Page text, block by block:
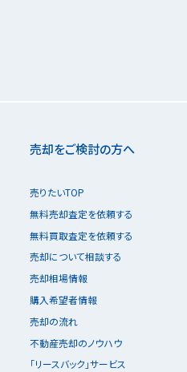
売却をご検討の方へ
売りたいTOP
無料売却査定を依頼する
無料買取査定を依頼する
売却について相談する
売却相場情報
購入希望者情報
売却の流れ
不動産売却のノウハウ
「リースバック」サービス